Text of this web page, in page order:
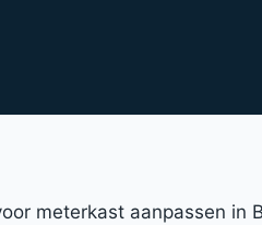
meterkast aanpassen in